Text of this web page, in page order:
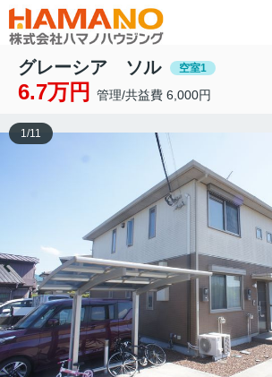
グレーシア ソル 空室1
6.7万円 管理/共益費 6,000円
1/11